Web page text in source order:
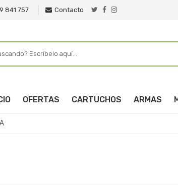
841 757 Contacto
OFERTAS CARTUCHOS ARMAS